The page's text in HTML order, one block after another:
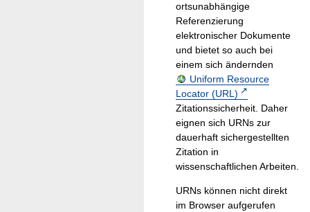
ortsunabhängige
Referenzierung
elektronischer Dokumente
und bietet so auch bei
einem sich ändernden
Uniform Resource
Locator (URL)
Zitationssicherheit. Daher
eignen sich URNs zur
dauerhaft sichergestellten
Zitation in
wissenschaftlichen Arbeiten.
URNs können nicht direkt
im Browser aufgerufen